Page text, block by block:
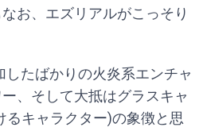
お、エズリアルがこっそり
たばかりの火炎系エンチャ
、そして大抵はグラスキャ
るキャラクター)の象徴と思